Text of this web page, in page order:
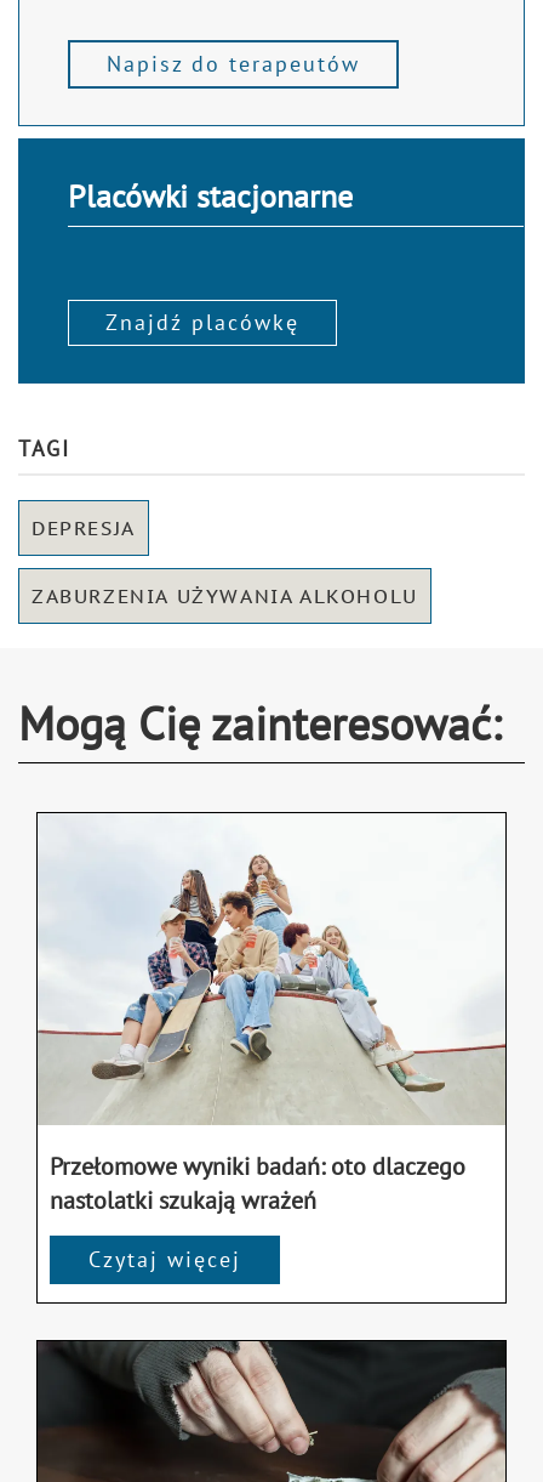
Napisz do terapeutów
Placówki stacjonarne
Znajdź placówkę
TAGI
DEPRESJA
ZABURZENIA UŻYWANIA ALKOHOLU
Mogą Cię zainteresować:
Przełomowe wyniki badań: oto dlaczego
nastolatki szukają wrażeń
Czytaj więcej